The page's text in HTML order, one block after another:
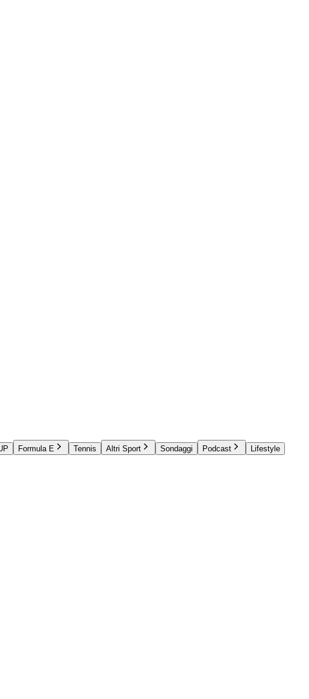
Formula E Tennis Altri Sport Sondaggi Podcast
Lifestyle